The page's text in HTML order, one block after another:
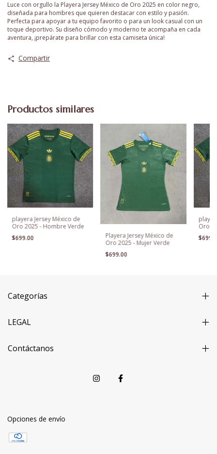
Luce con orgullo la Playera Jersey México de Oro 2025 en color negro,
diseñada para hombres que quieren destacar con estilo y pasión.
Perfecta para apoyar a tu equipo favorito o para un look casual con un
toque deportivo. Su diseño cómodo y moderno te acompaña en cada
aventura, ¡prepárate para brillar con esta camiseta única!
Compartir
Productos similares
playera Jersey México de
Oro 2025 - Hombre Verde
$699.00
Playera Jersey México de
Oro 2025 - Mujer Verde
$699.00
Oro
Categorías
LEGAL
Contáctanos
Opciones de envío